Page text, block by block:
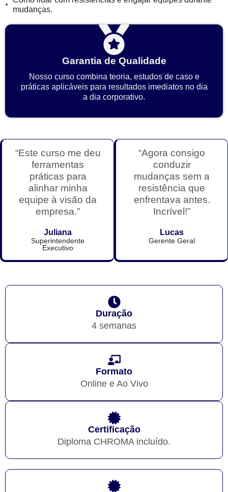
mudanças.
Garantia de Qualidade
Nosso curso combina teoria, estudos de caso e
práticas aplicáveis para resultados imediatos no dia
a dia corporativo.
“Este curso me deu
ferramentas
práticas para
alinhar minha
equipe à visão da
empresa.”
Juliana
Superintendente
Executivo
“Agora consigo
conduzir
mudanças sem a
resistência que
enfrentava antes.
Incrível!”
Lucas
Gerente Geral
Duração
4 semanas
Formato
Online e Ao Vivo
Certificação
Diploma CHROMA incluído.